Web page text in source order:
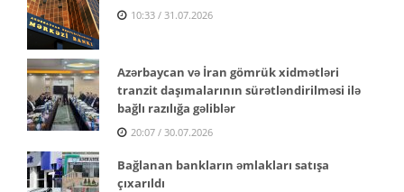
10:33 / 31.07.2026
Azərbaycan və İran gömrük xidmətləri
tranzit daşımalarının sürətləndirilməsi ilə
bağlı razılığa gəliblər
20:07 / 30.07.2026
Bağlanan bankların əmlakları satışa
çıxarıldı